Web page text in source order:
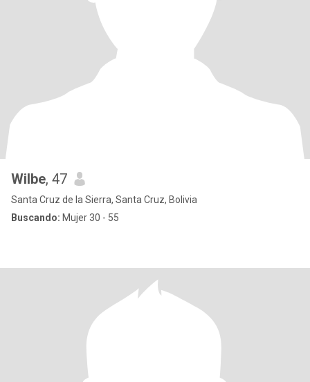
Wilbe, 47
Santa Cruz de la Sierra, Santa Cruz, Bolivia
Buscando: Mujer 30 - 55